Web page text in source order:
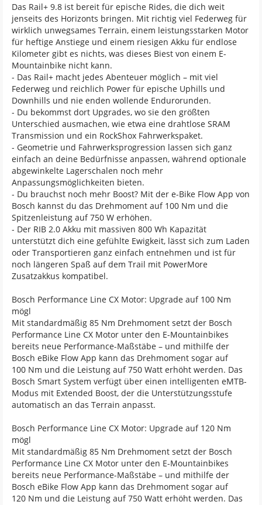
Das Rail+ 9.8 ist bereit für epische Rides, die dich weit
jenseits des Horizonts bringen. Mit richtig viel Federweg für
wirklich unwegsames Terrain, einem leistungsstarken Motor
für heftige Anstiege und einem riesigen Akku für endlose
Kilometer gibt es nichts, was dieses Biest von einem E-
Mountainbike nicht kann.
- Das Rail+ macht jedes Abenteuer möglich – mit viel
Federweg und reichlich Power für epische Uphills und
Downhills und nie enden wollende Endurorunden.
- Du bekommst dort Upgrades, wo sie den größten
Unterschied ausmachen, wie etwa eine drahtlose SRAM
Transmission und ein RockShox Fahrwerkspaket.
- Geometrie und Fahrwerksprogression lassen sich ganz
einfach an deine Bedürfnisse anpassen, während optionale
abgewinkelte Lagerschalen noch mehr
Anpassungsmöglichkeiten bieten.
- Du brauchst noch mehr Boost? Mit der e-Bike Flow App von
Bosch kannst du das Drehmoment auf 100 Nm und die
Spitzenleistung auf 750 W erhöhen.
- Der RIB 2.0 Akku mit massiven 800 Wh Kapazität
unterstützt dich eine gefühlte Ewigkeit, lässt sich zum Laden
oder Transportieren ganz einfach entnehmen und ist für
noch längeren Spaß auf dem Trail mit PowerMore
Zusatzakkus kompatibel.
Bosch Performance Line CX Motor: Upgrade auf 100 Nm
mögl
Mit standardmäßig 85 Nm Drehmoment setzt der Bosch
Performance Line CX Motor unter den E-Mountainbikes
bereits neue Performance-Maßstäbe – und mithilfe der
Bosch eBike Flow App kann das Drehmoment sogar auf
100 Nm und die Leistung auf 750 Watt erhöht werden. Das
Bosch Smart System verfügt über einen intelligenten eMTB-
Modus mit Extended Boost, der die Unterstützungsstufe
automatisch an das Terrain anpasst.
Bosch Performance Line CX Motor: Upgrade auf 120 Nm
mögl
Mit standardmäßig 85 Nm Drehmoment setzt der Bosch
Performance Line CX Motor unter den E-Mountainbikes
bereits neue Performance-Maßstäbe – und mithilfe der
Bosch eBike Flow App kann das Drehmoment sogar auf
120 Nm und die Leistung auf 750 Watt erhöht werden. Das